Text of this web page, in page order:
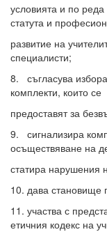
условията и по
статута и
развитие на
специалисти;
8. съгласува
комплекти, които се
предоставят за
9. сигнализира
осъществяване на
статира нарушения
10. дава
11. участва с
етичния кодекс на